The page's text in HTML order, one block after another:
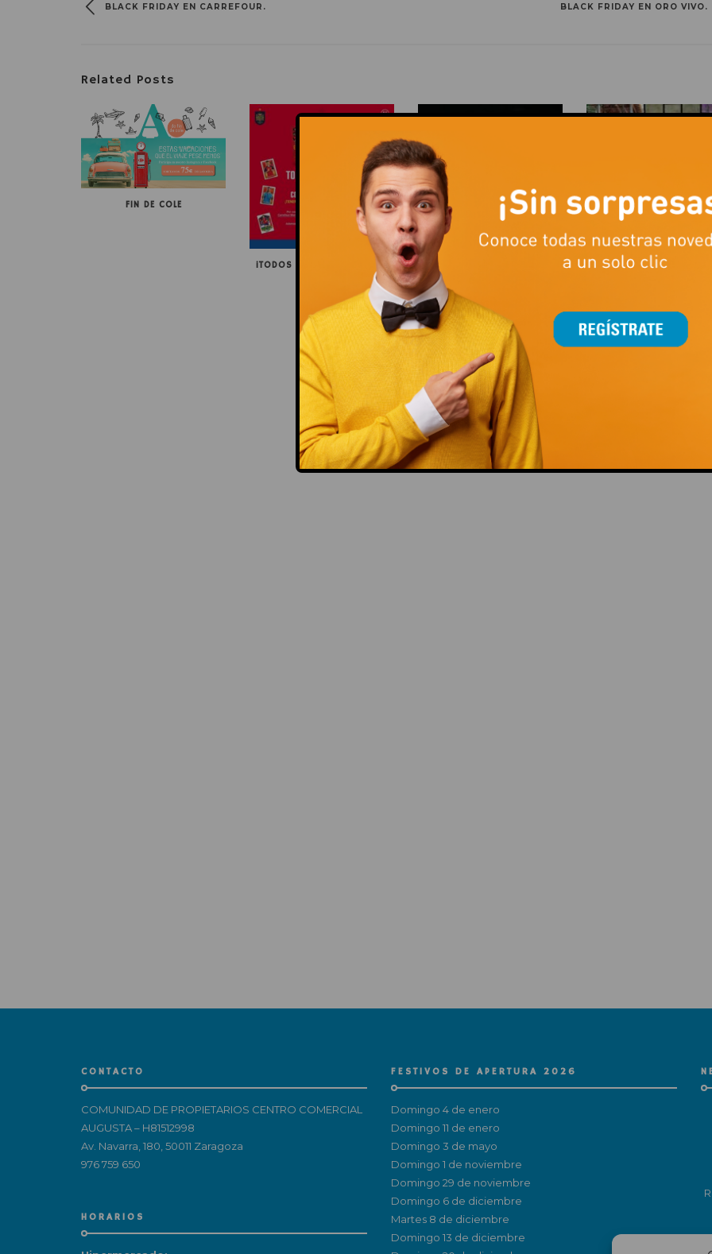
BLACK FRIDAY EN CARREFOUR. BLACK FRIDAY EN ORO VIVO.
Related Posts
FIN DE COLE
¡TODOS CON LA SELECCIÓN!
ENTRENAR FUERZA ES MUCHO
MÁS QUE LEVANTAR PESO
TAMBIÉN SE JUEGA
ESTILAZO
CONTACTO
COMUNIDAD DE PROPIETARIOS CENTRO COMERCIAL
AUGUSTA – H81512998
Av. Navarra, 180, 50011 Zaragoza
976 759 650
HORARIOS
FESTIVOS DE APERTURA 2026
Domingo 4 de enero
Domingo 11 de enero
Domingo 3 de mayo
Domingo 1 de noviembre
Domingo 29 de noviembre
Domingo 6 de diciembre
Martes 8 de diciembre
Domingo 13 de diciembre